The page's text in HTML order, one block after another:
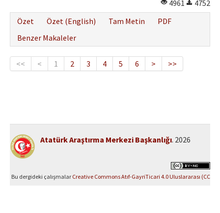
4961
4752
Özet
Özet (English) Tam Metin
PDF
Benzer Makaleler
<< < 1 2 3 4 5 6 > >>
Atatürk Araştırma Merkezi Başkanlığı. 2026
Bu dergideki çalışmalar Creative Commons Atıf-GayriTicari 4.0 Uluslararası (CC